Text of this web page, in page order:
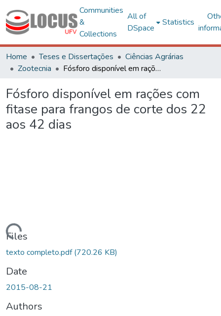
Communities
&
Collections
All of
DSpace
Statistics
Home Teses e Dissertações
Ciências Agrárias
Zootecnia
Fósforo disponível em rações com fitase para frangos de corte dos 22 aos 42 dias
Fósforo disponível em rações com
fitase para frangos de corte dos 22
aos 42 dias
Files
texto completo.pdf(720.26 KB)
Date
2015-08-21
Authors